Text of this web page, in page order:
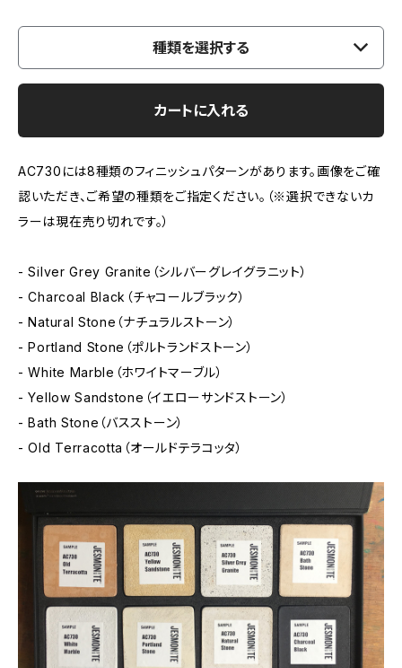
種類を選択する
カートに入れる
AC730には8種類のフィニッシュパターンがあります。画像をご確
認いただき、ご希望の種類をご指定ください。（※選択できないカ
ラーは現在売り切れです。）
- Silver Grey Granite（シルバーグレイグラニット）
- Charcoal Black（チャコールブラック）
- Natural Stone（ナチュラルストーン）
- Portland Stone（ポルトランドストーン）
- White Marble（ホワイトマーブル）
- Yellow Sandstone（イエローサンドストーン）
- Bath Stone（バスストーン）
- Old Terracotta（オールドテラコッタ）